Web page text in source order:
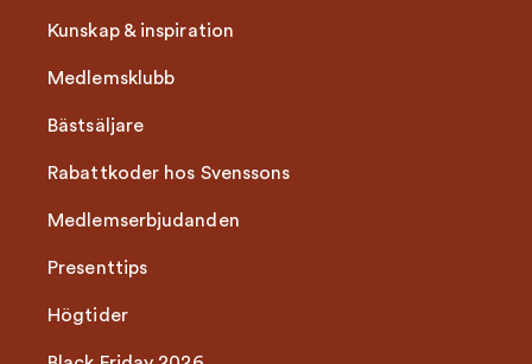
Kunskap & inspiration
Medlemsklubb
Bästsäljare
Rabattkoder hos Svenssons
Medlemserbjudanden
Presenttips
Högtider